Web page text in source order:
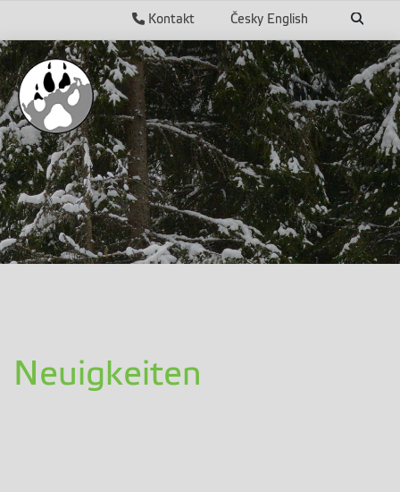
Česky English
Kontakt
Neuigkeiten